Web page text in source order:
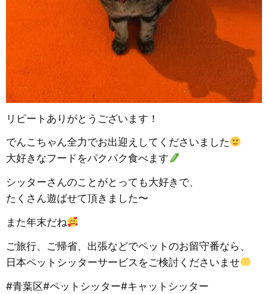
リピートありがとうございます！
でんこちゃん全力でお出迎えしてくださいました
大好きなフードをパクパク食べます
シッターさんのことがとっても大好きで、
たくさん遊ばせて頂きました〜
また年末だね
ご旅行、ご帰省、出張などでペットのお留守番なら、
日本ペットシッターサービスをご検討くださいませ
#青葉区#ペットシッター#キャットシッター